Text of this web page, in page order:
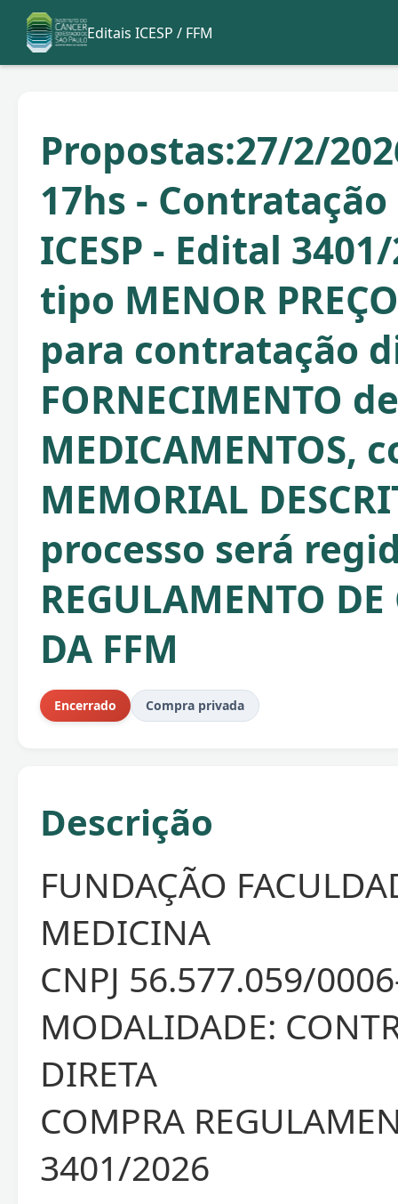
Editais ICESP / FFM
Propostas:27/2/
17hs -
ICESP - Edital
tipo MENOR
para contratação
FORNECIMENTO de
MEDICAMENTOS,
MEMORIAL
processo será
REGULAMENTO DE
DA FFM
Encerrado Compra privada
Descrição
FUNDAÇÃO
MEDICINA
CNPJ 56.577.059/
MODALIDADE:
DIRETA
COMPRA
3401/2026